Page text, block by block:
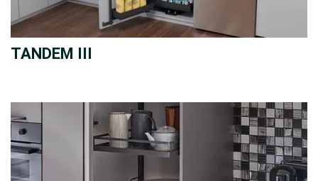
TANDEM III